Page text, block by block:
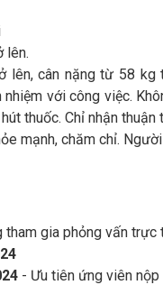
lên.
lên, cân nặng từ 58
với công việc.
thuốc. Chỉ nhận thuận
mạnh, chăm chỉ.
gia phỏng vấn
- Ưu tiên ứng viên